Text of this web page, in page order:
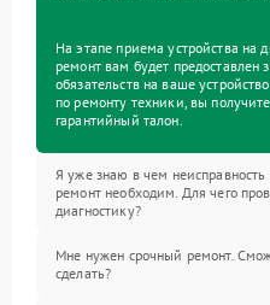
На этапе приема устройства на
ремонт вам будет предоставлен
обязательств на ваше
по ремонту техники, вы
гарантийный талон.
Я уже знаю в чем неисправность
ремонт необходим. Для чего
диагностику?
Мне нужен срочный ремонт.
сделать?